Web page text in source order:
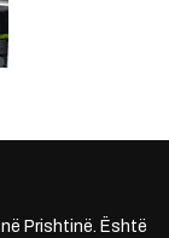
Prishtinë. Është